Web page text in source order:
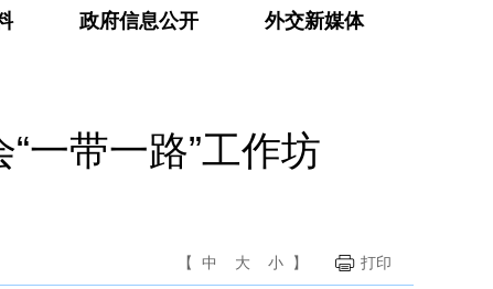
政府信息公开 外交新媒体
一带一路”工作坊
【 中 大 小 】 打印